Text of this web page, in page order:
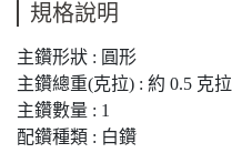
規格說明
主鑽形狀 : 圓形
主鑽總重(克拉) : 約 0.5 克拉
主鑽數量 : 1
配鑽種類 : 白鑽